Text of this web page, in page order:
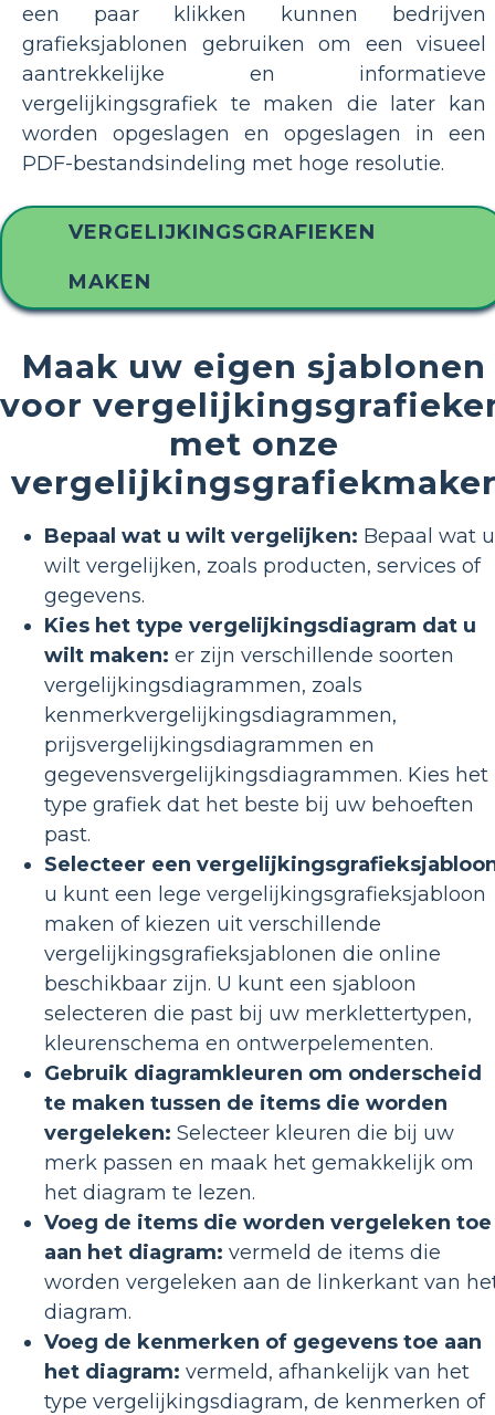
een paar klikken kunnen bedrijven
grafieksjablonen gebruiken om een visueel
aantrekkelijke en informatieve
vergelijkingsgrafiek te maken die later kan
worden opgeslagen en opgeslagen in een
PDF-bestandsindeling met hoge resolutie.
VERGELIJKINGSGRAFIEKEN
MAKEN
Maak uw eigen sjablonen
voor
met onze
Bepaal wat u wilt vergelijken: Bepaal wat u
wilt vergelijken, zoals producten, services of
gegevens.
Kies het type vergelijkingsdiagram dat u
wilt maken: er zijn verschillende soorten
vergelijkingsdiagrammen, zoals
kenmerkvergelijkingsdiagrammen,
prijsvergelijkingsdiagrammen en
gegevensvergelijkingsdiagrammen. Kies het
type grafiek dat het beste bij uw behoeften
past.
Selecteer een
u kunt een lege vergelijkingsgrafieksjabloon
maken of kiezen uit verschillende
vergelijkingsgrafieksjablonen die online
beschikbaar zijn. U kunt een sjabloon
selecteren die past bij uw merklettertypen,
kleurenschema en ontwerpelementen.
Gebruik diagramkleuren om onderscheid
te maken tussen de items die worden
vergeleken: Selecteer kleuren die bij uw
merk passen en maak het gemakkelijk om
het diagram te lezen.
Voeg de items die worden vergeleken toe
aan het diagram: vermeld de items die
worden vergeleken aan de linkerkant van
diagram.
Voeg de kenmerken of gegevens toe aan
het diagram: vermeld, afhankelijk van het
type vergelijkingsdiagram, de kenmerken of